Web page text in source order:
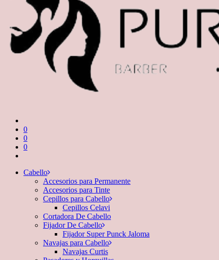
0
0
0
Cabello
Accesorios para Permanente
Accesorios para Tinte
Cepillos para Cabello
Cepillos Celavi
Cortadora De Cabello
Fijador De Cabello
Fijador Super Punck Jaloma
Navajas para Cabello
Navajas Curtis